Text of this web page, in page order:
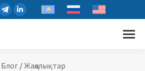
Блог/Жаңалықтар